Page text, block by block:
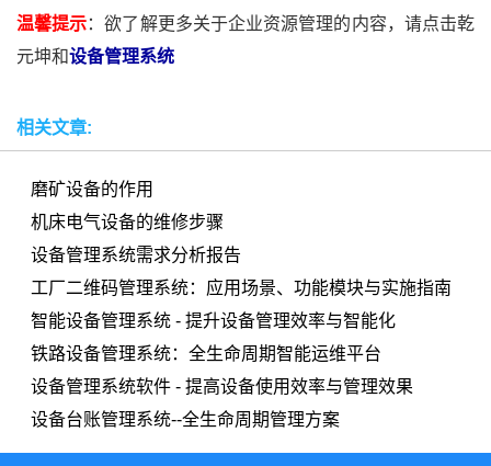
温馨提示：欲了解更多关于企业资源管理的内容，请点击乾
元坤和设备管理系统
相关文章:
磨矿设备的作用
机床电气设备的维修步骤
设备管理系统需求分析报告
工厂二维码管理系统：应用场景、功能模块与实施指南
智能设备管理系统 - 提升设备管理效率与智能化
铁路设备管理系统：全生命周期智能运维平台
设备管理系统软件 - 提高设备使用效率与管理效果
设备台账管理系统--全生命周期管理方案